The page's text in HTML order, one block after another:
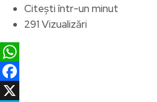
Citești într-un minut
291 Vizualizări
WhatsApp
Facebook